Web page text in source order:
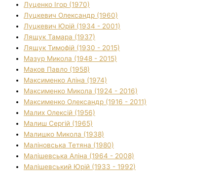
Луценко Ігор (1970)
Луцкевич Олександр (1960)
Луцкевич Юрій (1934 - 2001)
Лящук Тамара (1937)
Лящук Тимофій (1930 - 2015)
Мазур Микола (1948 - 2015)
Маков Павло (1958)
Максименко Аліна (1974)
Максименко Микола (1924 - 2016)
Максименко Олександр (1916 - 2011)
Малих Олексій (1956)
Малиш Сергій (1965)
Малишко Микола (1938)
Маліновська Тетяна (1980)
Малішевська Аліна (1964 - 2008)
Малішевський Юрій (1933 - 1992)